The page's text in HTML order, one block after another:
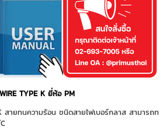
TYPE K ยี่ห้อ PM
ายทนความร้อน ชนิดสายไฟเบอร์กลาส สามารถท